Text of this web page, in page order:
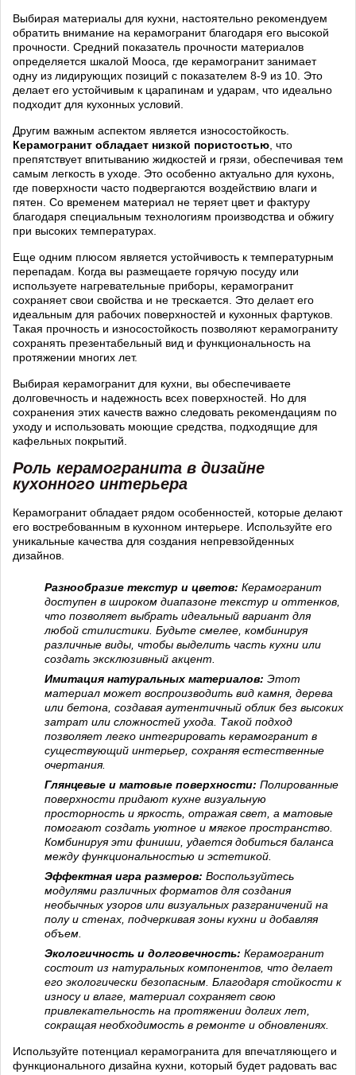
Выбирая материалы для кухни, настоятельно рекомендуем
обратить внимание на керамогранит благодаря его высокой
прочности. Средний показатель прочности материалов
определяется шкалой Мооса, где керамогранит занимает
одну из лидирующих позиций с показателем 8-9 из 10. Это
делает его устойчивым к царапинам и ударам, что идеально
подходит для кухонных условий.
Другим важным аспектом является износостойкость.
Керамогранит обладает низкой пористостью , что
препятствует впитыванию жидкостей и грязи, обеспечивая тем
самым легкость в уходе. Это особенно актуально для кухонь,
где поверхности часто подвергаются воздействию влаги и
пятен. Со временем материал не теряет цвет и фактуру
благодаря специальным технологиям производства и обжигу
при высоких температурах.
Еще одним плюсом является устойчивость к температурным
перепадам. Когда вы размещаете горячую посуду или
используете нагревательные приборы, керамогранит
сохраняет свои свойства и не трескается. Это делает его
идеальным для рабочих поверхностей и кухонных фартуков.
Такая прочность и износостойкость позволяют керамограниту
сохранять презентабельный вид и функциональность на
протяжении многих лет.
Выбирая керамогранит для кухни, вы обеспечиваете
долговечность и надежность всех поверхностей. Но для
сохранения этих качеств важно следовать рекомендациям по
уходу и использовать моющие средства, подходящие для
кафельных покрытий.
Роль керамогранита в дизайне
кухонного интерьера
Керамогранит обладает рядом особенностей, которые делают
его востребованным в кухонном интерьере. Используйте его
уникальные качества для создания непревзойденных
дизайнов.
Разнообразие текстур и цветов: Керамогранит
доступен в широком диапазоне текстур и оттенков,
что позволяет выбрать идеальный вариант для
любой стилистики. Будьте смелее, комбинируя
различные виды, чтобы выделить часть кухни или
создать эксклюзивный акцент.
Имитация натуральных материалов: Этот
материал может воспроизводить вид камня, дерева
или бетона, создавая аутентичный облик без высоких
затрат или сложностей ухода. Такой подход
позволяет легко интегрировать керамогранит в
существующий интерьер, сохраняя естественные
очертания.
Глянцевые и матовые поверхности: Полированные
поверхности придают кухне визуальную
просторность и яркость, отражая свет, а матовые
помогают создать уютное и мягкое пространство.
Комбинируя эти финиши, удается добиться баланса
между функциональностью и эстетикой.
Эффектная игра размеров: Воспользуйтесь
модулями различных форматов для создания
необычных узоров или визуальных разграничений на
полу и стенах, подчеркивая зоны кухни и добавляя
объем.
Экологичность и долговечность: Керамогранит
состоит из натуральных компонентов, что делает
его экологически безопасным. Благодаря стойкости к
износу и влаге, материал сохраняет свою
привлекательность на протяжении долгих лет,
сокращая необходимость в ремонте и обновлениях.
Используйте потенциал керамогранита для впечатляющего и
функционального дизайна кухни, который будет радовать вас